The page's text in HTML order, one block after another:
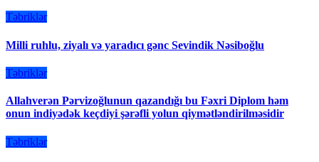
Təbriklər
Milli ruhlu, ziyalı və yaradıcı gənc Sevindik Nəsiboğlu
Təbriklər
Allahverən Pərvizoğlunun qazandığı bu Fəxri Diplom həm
onun indiyədək keçdiyi şərəfli yolun qiymətləndirilməsidir
Təbriklər